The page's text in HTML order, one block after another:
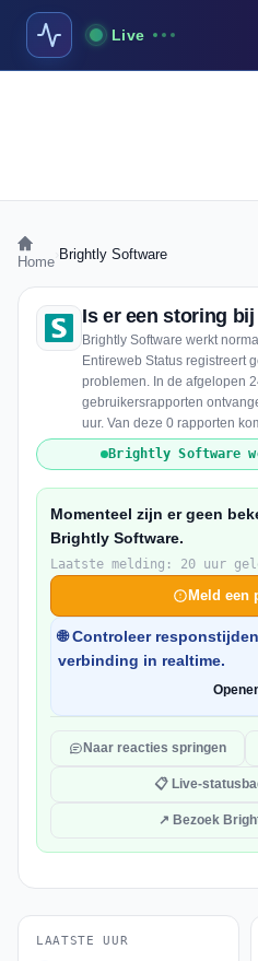
Live
Home Brightly Software
Is er een storing
Brightly Software werkt
Entireweb Status registreert
problemen. In de afgelopen
gebruikersrapporten
uur. Van deze 0 rapporten
Brightly Software
Momenteel zijn er geen
Brightly Software.
Laatste melding: 20 uur
Meld een
🌐 Controleer
verbinding in realtime.
Naar reacties springen
📋 Live-
↗ Bezoek
LAATSTE UUR